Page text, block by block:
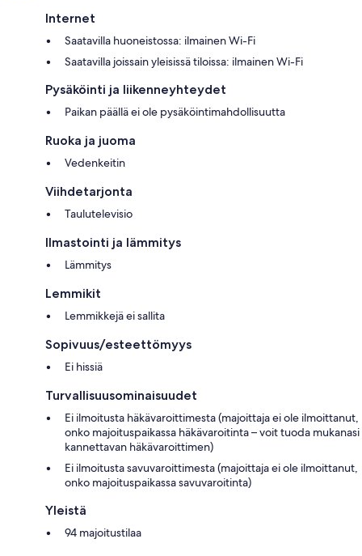
Internet
Saatavilla huoneistossa: ilmainen Wi-Fi
Saatavilla joissain yleisissä tiloissa: ilmainen Wi-Fi
Pysäköinti ja liikenneyhteydet
Paikan päällä ei ole pysäköintimahdollisuutta
Ruoka ja juoma
Vedenkeitin
Viihdetarjonta
Taulutelevisio
Ilmastointi ja lämmitys
Lämmitys
Lemmikit
Lemmikkejä ei sallita
Sopivuus/esteettömyys
Ei hissiä
Turvallisuusominaisuudet
Ei ilmoitusta häkävaroittimesta (majoittaja ei ole ilmoittanut,
onko majoituspaikassa häkävaroitinta – voit tuoda mukanasi
kannettavan häkävaroittimen)
Ei ilmoitusta savuvaroittimesta (majoittaja ei ole ilmoittanut,
onko majoituspaikassa savuvaroitinta)
Yleistä
94 majoitustilaa